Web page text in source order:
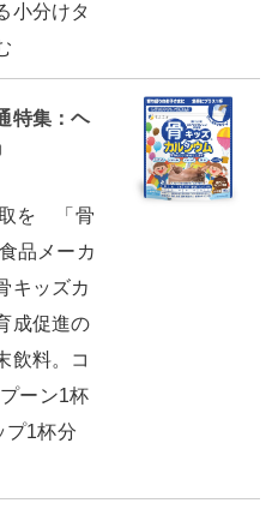
小分けタ
特集：ヘ
を 「骨
品メーカ
キッズカ
成促進の
飲料。コ
ーン1杯
プ1杯分